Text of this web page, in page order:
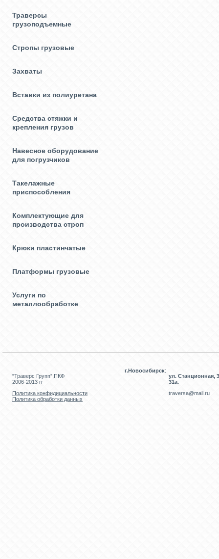
Траверсы
грузоподъемные
Стропы грузовые
Захваты
Вставки из полиуретана
Средства стяжки и
крепления грузов
Навесное оборудование
для погрузчиков
Такелажные
приспособления
Комплектующие для
производства строп
Крюки пластинчатые
Платформы грузовые
Услуги по
металлообработке
“Траверс Групп”,ПКФ
2006-2013 гг
Политика конфидициальности
Политика обработки данных
г.Новосибирск:
ул. Станционная,
31а.
traversa@mail.ru